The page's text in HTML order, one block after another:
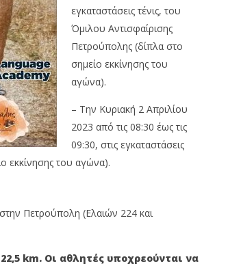
εγκαταστάσεις τένις, του
Όμιλου Αντισφαίρισης
Πετρούπολης (δίπλα στο
σημείο εκκίνησης του
αγώνα).
– Την Κυριακή 2 Απριλίου
2023 από τις 08:30 έως τις
09:30, στις εγκαταστάσεις
εκκίνησης του αγώνα).
Πετρούπολη (Ελαιών 224 και
km. Οι αθλητές υποχρεούνται να